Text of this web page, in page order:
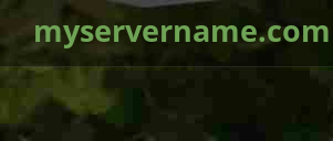
myservername.com